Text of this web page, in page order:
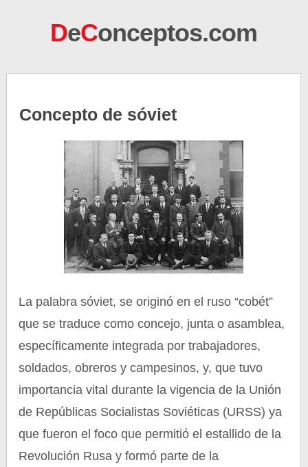
DeConceptos.com
Concepto de sóviet
La palabra sóviet, se originó en el ruso “cobét”
que se traduce como concejo, junta o asamblea,
específicamente integrada por trabajadores,
soldados, obreros y campesinos, y, que tuvo
importancia vital durante la vigencia de la Unión
de Repúblicas Socialistas Soviéticas (URSS) ya
que fueron el foco que permitió el estallido de la
Revolución Rusa y formó parte de la